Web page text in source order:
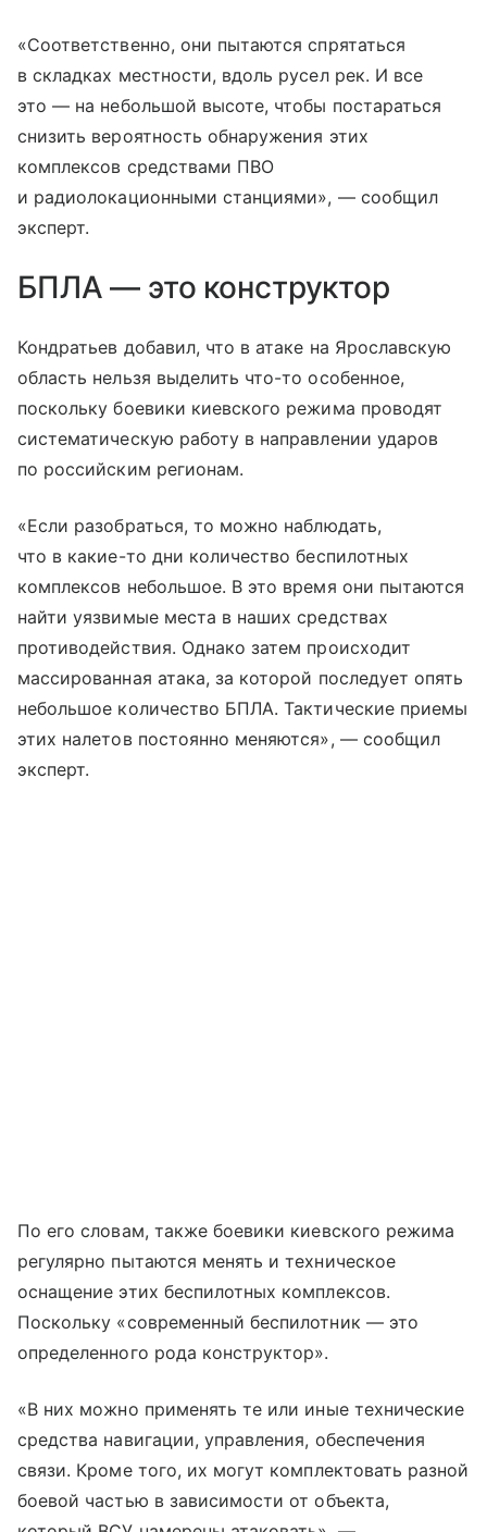
«Соответственно, они пытаются спрятаться
в складках местности, вдоль русел рек. И все
это — на небольшой высоте, чтобы постараться
снизить вероятность обнаружения этих
комплексов средствами ПВО
и радиолокационными станциями», — сообщил
эксперт.
БПЛА — это конструктор
Кондратьев добавил, что в атаке на Ярославскую
область нельзя выделить что-то особенное,
поскольку боевики киевского режима проводят
систематическую работу в направлении ударов
по российским регионам.
«Если разобраться, то можно наблюдать,
что в какие-то дни количество беспилотных
комплексов небольшое. В это время они пытаются
найти уязвимые места в наших средствах
противодействия. Однако затем происходит
массированная атака, за которой последует опять
небольшое количество БПЛА. Тактические приемы
этих налетов постоянно меняются», — сообщил
эксперт.
По его словам, также боевики киевского режима
регулярно пытаются менять и техническое
оснащение этих беспилотных комплексов.
Поскольку «современный беспилотник — это
определенного рода конструктор».
«В них можно применять те или иные технические
средства навигации, управления, обеспечения
связи. Кроме того, их могут комплектовать разной
боевой частью в зависимости от объекта,